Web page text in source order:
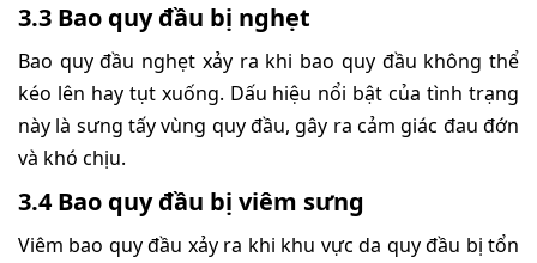
3.3 Bao quy đầu bị nghẹt
Bao quy đầu nghẹt xảy ra khi bao quy đầu không thể
kéo lên hay tụt xuống. Dấu hiệu nổi bật của tình trạng
này là sưng tấy vùng quy đầu, gây ra cảm giác đau đớn
và khó chịu.
3.4 Bao quy đầu bị viêm sưng
Viêm bao quy đầu xảy ra khi khu vực da quy đầu bị tổn